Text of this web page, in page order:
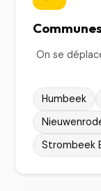
On se
Humbeek
Strombeek